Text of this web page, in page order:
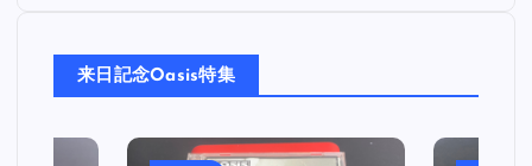
来日記念Oasis特集